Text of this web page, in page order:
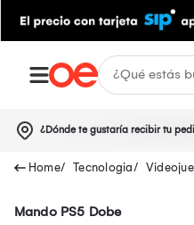
¿Dónde te gustaría recibir tu
Tecnologia
Mando PS5 Dobe